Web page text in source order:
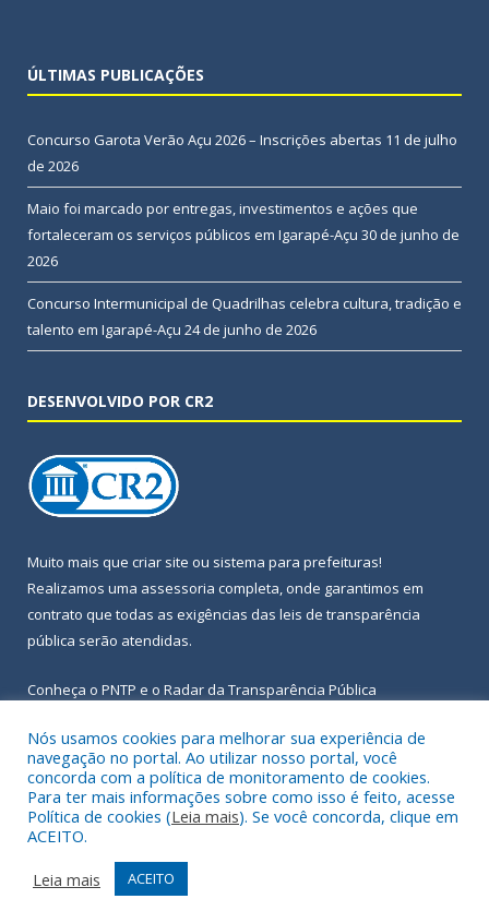
ÚLTIMAS PUBLICAÇÕES
Concurso Garota Verão Açu 2026 – Inscrições abertas 11 de julho
de 2026
Maio foi marcado por entregas, investimentos e ações que
fortaleceram os serviços públicos em Igarapé-Açu 30 de junho de
2026
Concurso Intermunicipal de Quadrilhas celebra cultura, tradição e
talento em Igarapé-Açu 24 de junho de 2026
DESENVOLVIDO POR CR2
Muito mais que criar site ou sistema para prefeituras!
Realizamos uma assessoria completa, onde garantimos em
contrato que todas as exigências das leis de transparência
pública serão atendidas.
Conheça o PNTP e o Radar da Transparência Pública
Todos os direitos reservados a Prefeitura Municipal de Igarapé-
Açu.
Frequência Online
Acessar Área Administrativa
Nós usamos cookies para melhorar sua experiência de
navegação no portal. Ao utilizar nosso portal, você
concorda com a política de monitoramento de cookies.
Para ter mais informações sobre como isso é feito, acesse
Política de cookies (Leia mais). Se você concorda, clique em
ACEITO.
Leia mais
ACEITO